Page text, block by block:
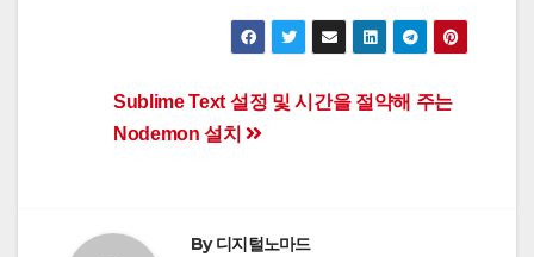
Post
navigation
Sublime Text 설정 및 시간을 절약해 주는
Nodemon 설치
By디지털노마드